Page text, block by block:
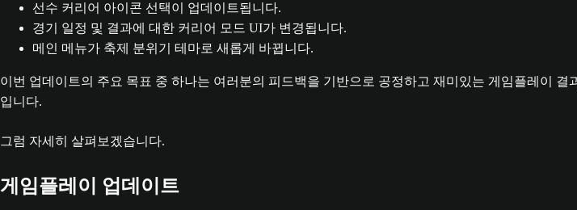
선수 커리어 아이콘 선택이 업데이트됩니다.
경기 일정 및 결과에 대한 커리어 모드 UI가 변경됩니다.
메인 메뉴가 축제 분위기 테마로 새롭게 바뀝니다.
이번 업데이트의 주요 목표 중 하나는 여러분의 피드백을 기반으로 공정하고 재미있는 게임플레이
입니다.
그럼 자세히 살펴보겠습니다.
게임플레이 업데이트